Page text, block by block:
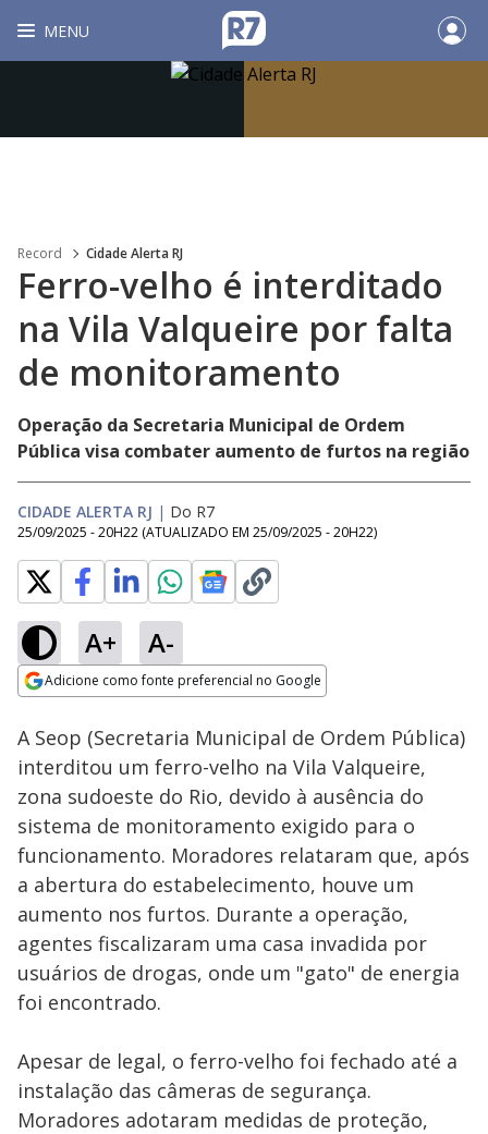
MENU
Record Cidade Alerta RJ
Ferro-velho é interditado
na Vila Valqueire por falta
de monitoramento
Operação da Secretaria Municipal de Ordem
Pública visa combater aumento de furtos na região
CIDADE ALERTA RJ | Do R7
25/09/2025 - 20H22 (ATUALIZADO EM 25/09/2025 - 20H22)
A+ A-
Adicione como fonte preferencial no Google
Ativar
Loaded:
40.90%
A Seop (Secretaria Municipal de Ordem Pública)
interditou um ferro-velho na Vila Valqueire,
zona sudoeste do Rio, devido à ausência do
sistema de monitoramento exigido para o
funcionamento. Moradores relataram que, após
a abertura do estabelecimento, houve um
aumento nos furtos. Durante a operação,
agentes fiscalizaram uma casa invadida por
usuários de drogas, onde um "gato" de energia
foi encontrado.
Apesar de legal, o ferro-velho foi fechado até a
instalação das câmeras de segurança.
Moradores adotaram medidas de proteção,